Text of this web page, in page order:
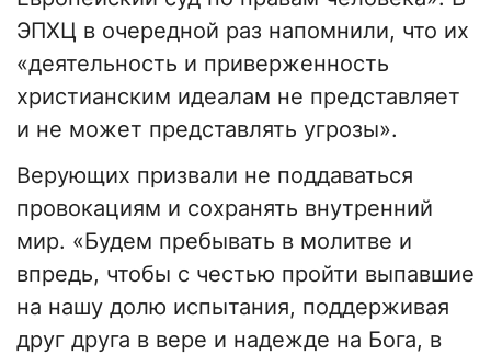
ЭПХЦ в очередной раз напомнили, что их
«деятельность и приверженность
христианским идеалам не представляет
и не может представлять угрозы».
Верующих призвали не поддаваться
провокациям и сохранять внутренний
мир. «Будем пребывать в молитве и
впредь, чтобы с честью пройти выпавшие
на нашу долю испытания, поддерживая
друг друга в вере и надежде на Бога, в